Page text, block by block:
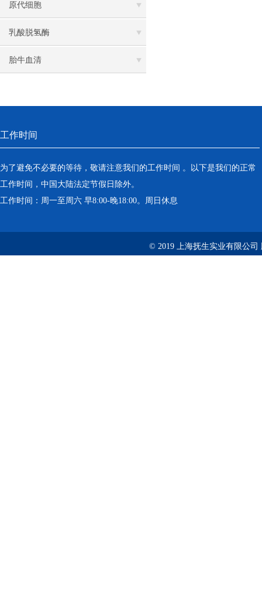
原代细胞
乳酸脱氢酶
胎牛血清
工作时间
为了避免不必要的等待，敬请注意我们的工作时间 。以下是我们的正常
工作时间，中国大陆法定节假日除外。
工作时间：周一至周六 早8:00-晚18:00。周日休息
© 2019 上海抚生实业有限公司